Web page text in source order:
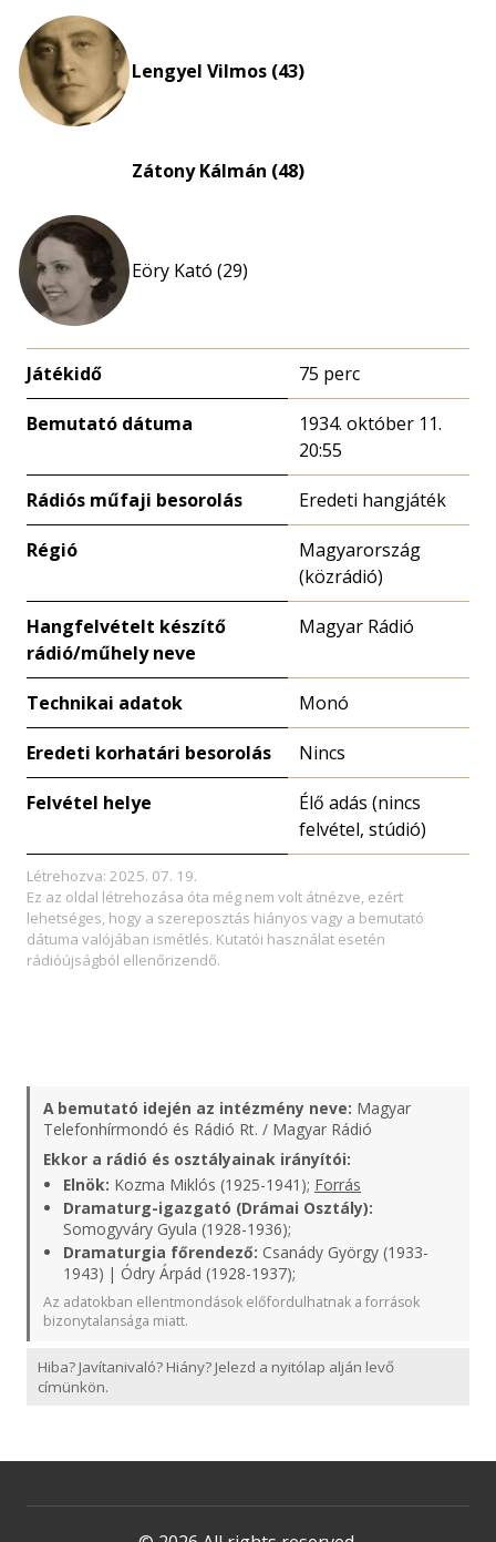
Lengyel Vilmos (43)
Zátony Kálmán (48)
Eöry Kató (29)
Játékidő 75 perc
Bemutató dátuma
1934. október 11.
20:55
Rádiós műfaji besorolás Eredeti hangjáték
Régió
Magyarország
(közrádió)
Hangfelvételt készítő
rádió/műhely neve
Magyar Rádió
Technikai adatok Monó
Eredeti korhatári besorolás Nincs
Felvétel helye
Élő adás (nincs
felvétel, stúdió)
Létrehozva: 2025. 07. 19.
Ez az oldal létrehozása óta még nem volt átnézve, ezért
lehetséges, hogy a szereposztás hiányos vagy a bemutató
dátuma valójában ismétlés. Kutatói használat esetén
rádióújságból ellenőrizendő.
A bemutató idején az intézmény neve: Magyar
Telefonhírmondó és Rádió Rt. / Magyar Rádió
Ekkor a rádió és osztályainak irányítói:
Elnök: Kozma Miklós (1925-1941); Forrás
Dramaturg-igazgató (Drámai Osztály):
Somogyváry Gyula (1928-1936);
Dramaturgia főrendező: Csanády György (1933-
1943) | Ódry Árpád (1928-1937);
Az adatokban ellentmondások előfordulhatnak a források
bizonytalansága miatt.
Hiba? Javítanivaló? Hiány? Jelezd a nyitólap alján levő
címünkön.